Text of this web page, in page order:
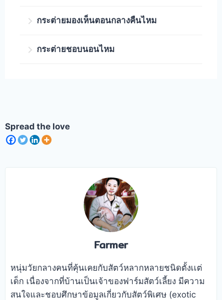
กระต่ายมองเห็นตอนกลางคืนไหม
ในสุนัข แมว กระต่าย และสัตว์ที่หากินกลางึ
สามารถมองเห็นในที่มืดได้ จากการมี
กระต่ายชอบนอนไหม
กระต่ายไม่ตรงกับเวลานอนของคนเลยทำให้
เราเข้าใจผิดไปอย่างนั้น
Spread the love
Farmer
หนุ่มวัยกลางคนที่คุ้นเคยกับสัตว์หลากหลายชนิดตั้งเเต่
เด็ก เนื่องจากที่บ้านเป็นเจ้าของฟาร์มสัตว์เลี้ยง มีความ
สนใจและชอบศึกษาข้อมูลเกี่ยวกับสัตว์พิเศษ (exotic